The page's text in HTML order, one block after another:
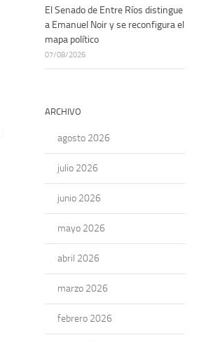
El Senado de Entre Ríos distingue
a Emanuel Noir y se reconfigura el
mapa político
07/08/2026
ARCHIVO
agosto 2026
julio 2026
junio 2026
mayo 2026
abril 2026
marzo 2026
febrero 2026